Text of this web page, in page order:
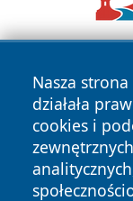
Nasza
działała
cookies i
Copyright © 2026